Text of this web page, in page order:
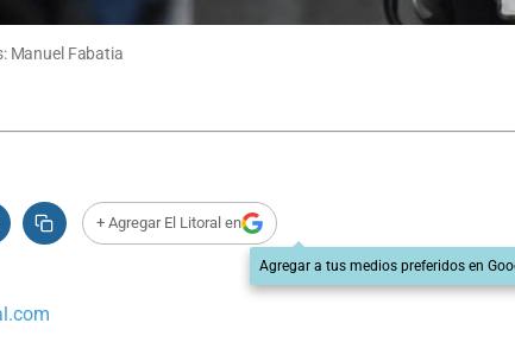
Manuel Fabatia
+ Agregar El Litoral en
Agregar a tus medios preferidos en